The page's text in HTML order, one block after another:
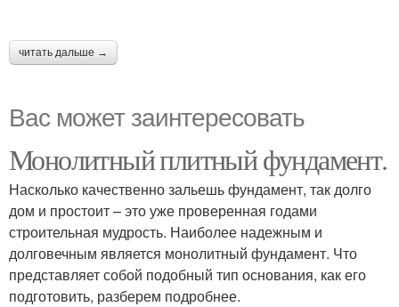
читать дальше →
Вас может заинтересовать
Монолитный плитный фундамент.
Насколько качественно зальешь фундамент, так долго
дом и простоит – это уже проверенная годами
строительная мудрость. Наиболее надежным и
долговечным является монолитный фундамент. Что
представляет собой подобный тип основания, как его
подготовить, разберем подробнее.